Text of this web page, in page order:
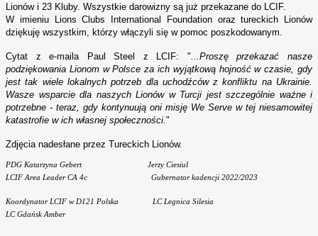
Lionów i 23 Kluby. Wszystkie darowizny są już przekazane do LCIF.
W imieniu Lions Clubs International Foundation oraz tureckich Lionów
dziękuję wszystkim, którzy włączyli się w pomoc poszkodowanym.
Cytat z e-maila Paul Steel z LCIF: " ...Proszę przekazać nasze
podziękowania Lionom w Polsce za ich wyjątkową hojność w czasie, gdy
jest tak wiele lokalnych potrzeb dla uchodźców z konfliktu na Ukrainie.
Wasze wsparcie dla naszych Lionów w Turcji jest szczególnie ważne i
potrzebne - teraz, gdy kontynuują oni misję We Serve w tej niesamowitej
katastrofie w ich własnej społeczności. "
Zdjęcia nadesłane przez Tureckich Lionów.
PDG Katarzyna Gebert Jerzy Ciesiul
LCIF Area Leader CA 4c Gubernator kadencji 2022/2023
Koordynator LCIF w D121 Polska LC Legnica Silesia
LC Gdańsk Amber